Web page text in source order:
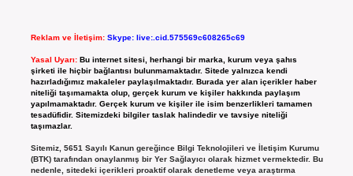
Reklam ve İletişim: Skype: live:.cid.575569c608265c69
Yasal Uyarı: Bu internet sitesi, herhangi bir marka, kurum veya şahıs
şirketi ile hiçbir bağlantısı bulunmamaktadır. Sitede yalnızca kendi
hazırladığımız makaleler paylaşılmaktadır. Burada yer alan içerikler haber
niteliği taşımamakta olup, gerçek kurum ve kişiler hakkında paylaşım
yapılmamaktadır. Gerçek kurum ve kişiler ile isim benzerlikleri tamamen
tesadüfidir. Sitemizdeki bilgiler taslak halindedir ve tavsiye niteliği
taşımazlar.
Sitemiz, 5651 Sayılı Kanun gereğince Bilgi Teknolojileri ve İletişim Kurumu
(BTK) tarafından onaylanmış bir Yer Sağlayıcı olarak hizmet vermektedir. Bu
nedenle, sitedeki içerikleri proaktif olarak denetleme veya araştırma